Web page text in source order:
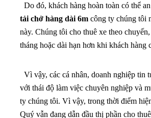
Do đó, khách hàng hoàn toàn có thể
tải chở hàng dài 6m công ty chúng tôi
này. Chúng tôi cho thuê xe theo
tháng hoặc dài hạn hơn khi khách hàng
Vì vậy, các cá nhân, doanh nghiệp tin
với thái độ làm việc chuyên nghiệp và
ty chúng tôi. Vì vậy, trong thời điểm
Quý vẫn đang dẫn đầu thị phần cho